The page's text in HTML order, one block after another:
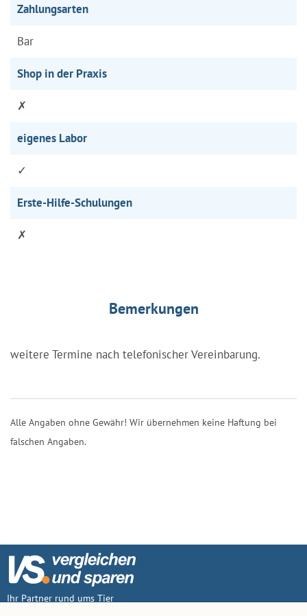
Zahlungsarten
Bar
Shop in der Praxis
✗
eigenes Labor
✓
Erste-Hilfe-Schulungen
✗
Bemerkungen
weitere Termine nach telefonischer Vereinbarung.
Alle Angaben ohne Gewähr! Wir übernehmen keine Haftung bei
falschen Angaben.
Ihr Partner rund ums Tier